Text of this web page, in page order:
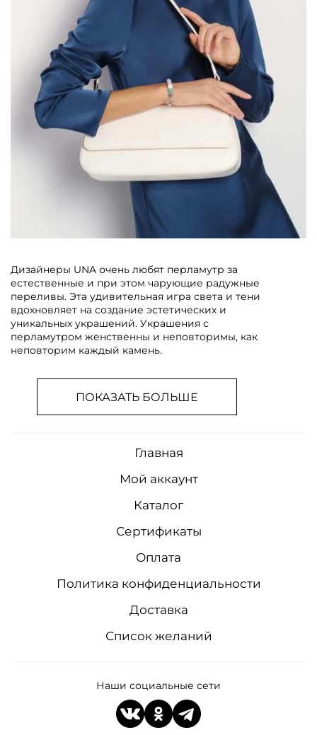
Дизайнеры UNA очень любят перламутр за
естественные и при этом чарующие радужные
переливы. Эта удивительная игра света и тени
вдохновляет на создание эстетических и
уникальных украшений. Украшения с
перламутром женственны и неповторимы, как
неповторим каждый камень.
ПОКАЗАТЬ БОЛЬШЕ
Главная
Мой аккаунт
Каталог
Сертификаты
Оплата
Политика конфиденциальности
Доставка
Список желаний
Наши социальные сети